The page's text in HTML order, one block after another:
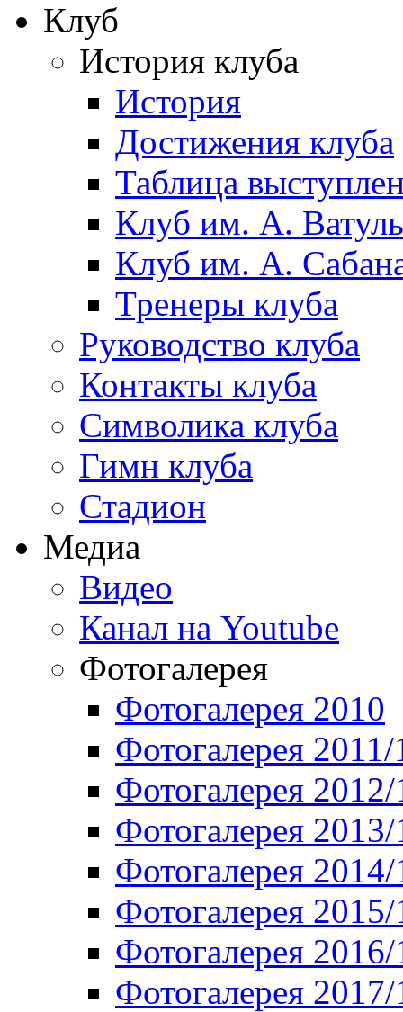
Клуб
История клуба
История
Достижения клуба
Таблица
Клуб им. А.
Клуб им. А.
Тренеры клуба
Руководство клуба
Контакты клуба
Символика клуба
Гимн клуба
Стадион
Медиа
Видео
Канал на Youtube
Фотогалерея
Фотогалерея 2010
Фотогалерея 2011/
Фотогалерея
Фотогалерея
Фотогалерея
Фотогалерея
Фотогалерея
Фотогалерея